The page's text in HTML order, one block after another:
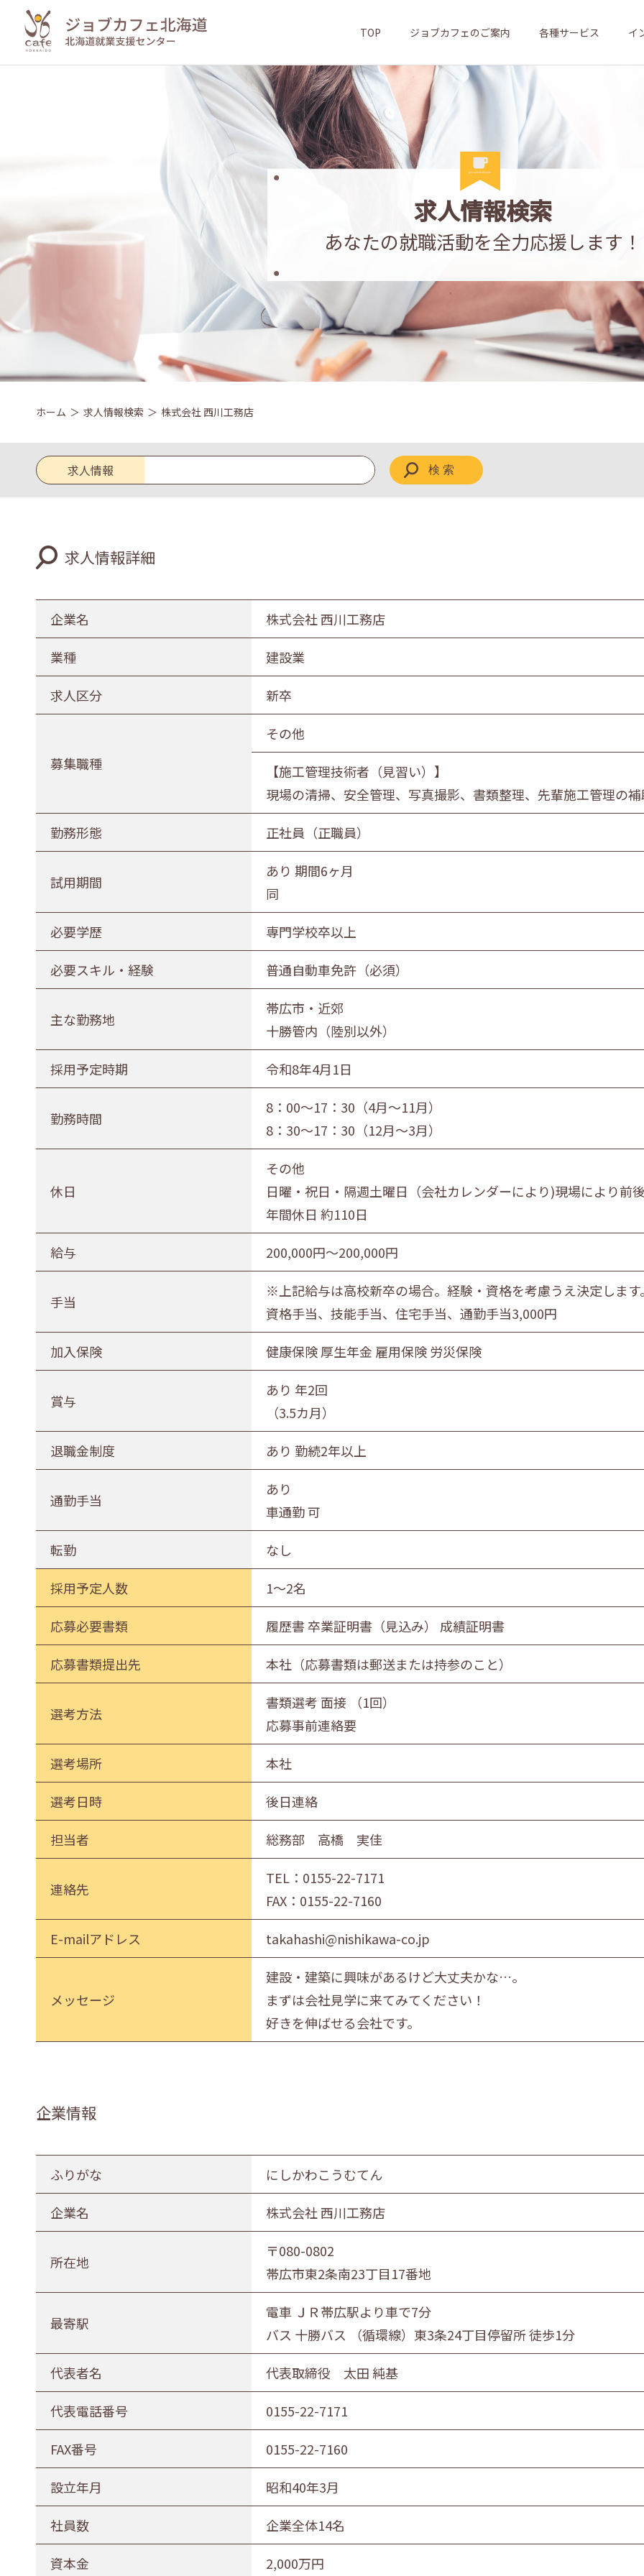
TOP ジョブカフェのご案内 各種サービス イ
求人情報検索
あなたの就職活動を全力応援します！
ホーム 求人情報検索 株式会社 西川工務店
求人情報
求人区分
業種
農林水産業 建設業
印刷業
広告業 金属・機械製造業
電気・ガス・熱供給業
通信業・情報サービス業 マスコミ
百貨店・スーパーマーケット
医薬品小売業
娯楽業
宿泊業 飲食サービス業
その他サービス
生活関連サービス業
募集職種
販売職
勤務形態
正社員（正職員） 公務員 団体職員
勤務地
札幌市・近郊 函館市・近郊 旭川市・近郊 釧路市・近郊 帯広市・
求人情報詳細
企業名 株式会社 西川工務店
業種 建設業
求人区分 新卒
募集職種
その他
【施工管理技術者（見習い）】
現場の清掃、安全管理、写真撮影、書類整理、先輩施工管理の
勤務形態 正社員（正職員）
試用期間
あり 期間6ヶ月
同
必要学歴 専門学校卒以上
必要スキル・経験 普通自動車免許（必須）
主な勤務地
帯広市・近郊
十勝管内（陸別以外）
採用予定時期 令和8年4月1日
勤務時間
8：00～17：30（4月～11月）
8：30～17：30（12月～3月）
休日
その他
日曜・祝日・隔週土曜日（会社カレンダーにより)現場により前後
年間休日 約110日
給与 200,000円〜200,000円
手当
※上記給与は高校新卒の場合。経験・資格を考慮うえ決定します。
資格手当、技能手当、住宅手当、通勤手当3,000円
加入保険 健康保険 厚生年金 雇用保険 労災保険
賞与
あり 年2回
（3.5カ月）
退職金制度 あり 勤続2年以上
通勤手当
あり
車通勤 可
転勤 なし
採用予定人数 1～2名
応募必要書類 履歴書 卒業証明書（見込み） 成績証明書
応募書類提出先 本社（応募書類は郵送または持参のこと）
選考方法
書類選考 面接 （1回）
応募事前連絡要
選考場所 本社
選考日時 後日連絡
担当者 総務部 高橋 実佳
連絡先
TEL： 0155-22-7171
FAX：0155-22-7160
E-mailアドレス takahashi@nishikawa-co.jp
メッセージ
建設・建築に興味があるけど大丈夫かな…。
まずは会社見学に来てみてください！
好きを伸ばせる会社です。
企業情報
ふりがな にしかわこうむてん
企業名 株式会社 西川工務店
所在地
〒080-0802
帯広市東2条南23丁目17番地
最寄駅
電車 ＪＲ帯広駅より車で7分
バス 十勝バス （循環線）東3条24丁目停留所 徒歩1分
代表者名 代表取締役 太田 純基
代表電話番号 0155-22-7171
FAX番号 0155-22-7160
設立年月 昭和40年3月
社員数 企業全体14名
資本金 2,000万円